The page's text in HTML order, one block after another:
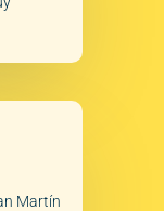
Martín